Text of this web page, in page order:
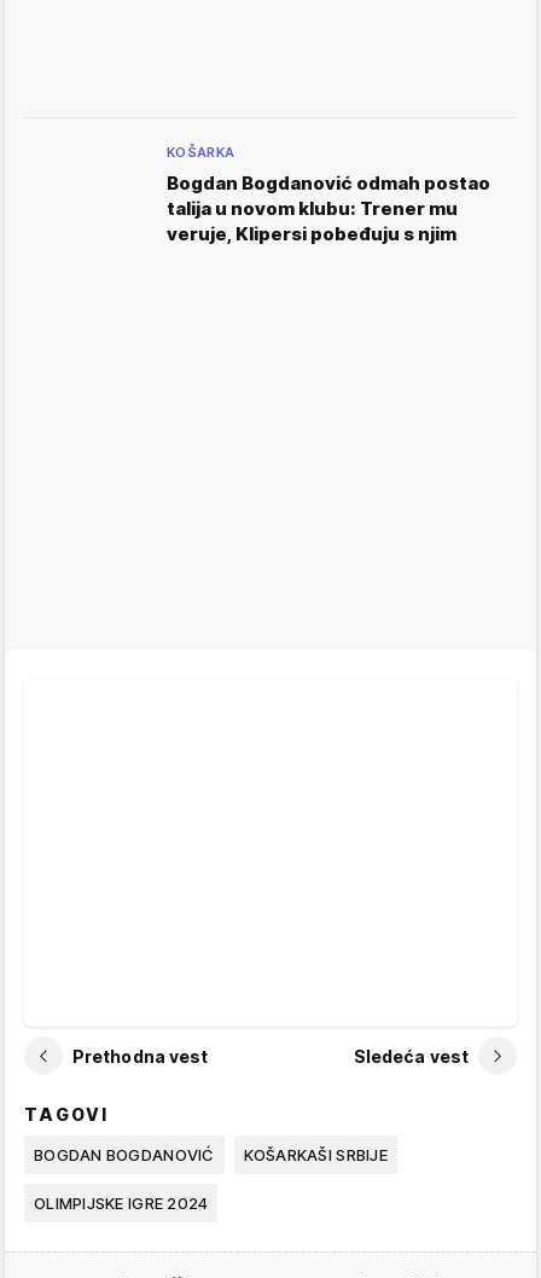
KOŠARKA
Bogdan Bogdanović odmah postao
talija u novom klubu: Trener mu
veruje, Klipersi pobeđuju s njim
Prethodna vest Sledeća vest
TAGOVI
BOGDAN BOGDANOVIĆ KOŠARKAŠI SRBIJE
OLIMPIJSKE IGRE 2024